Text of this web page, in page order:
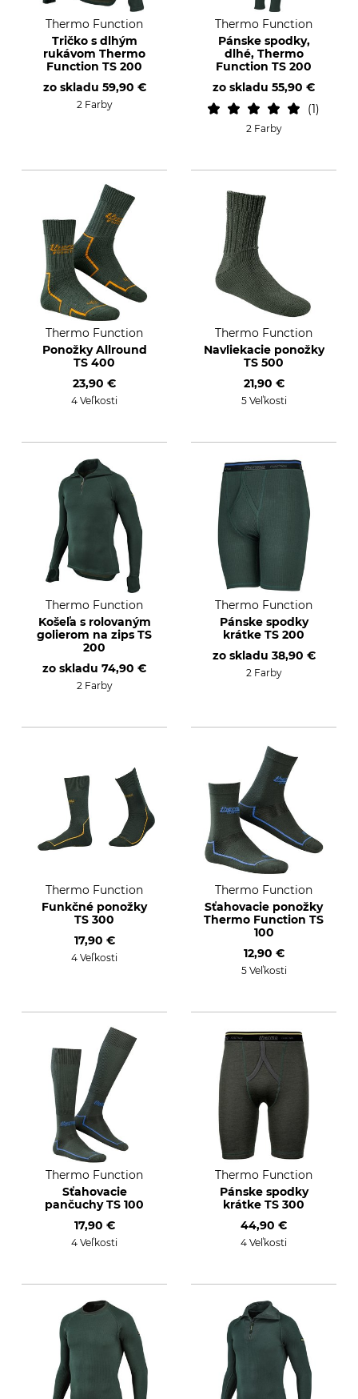
Thermo Function
Tričko s dlhým
rukávom Thermo
Function TS 200
zo skladu 59,90 €
2 Farby
Thermo Function
Pánske spodky,
dlhé, Thermo
Function TS 200
zo skladu 55,90 €
1
2 Farby
Thermo Function
Ponožky Allround
TS 400
23,90 €
4 Veľkosti
Thermo Function
Navliekacie ponožky
TS 500
21,90 €
5 Veľkosti
Thermo Function
Košeľa s rolovaným
golierom na zips TS
200
zo skladu 74,90 €
2 Farby
Thermo Function
Pánske spodky
krátke TS 200
zo skladu 38,90 €
2 Farby
Thermo Function
Funkčné ponožky
TS 300
17,90 €
4 Veľkosti
Thermo Function
Sťahovacie ponožky
Thermo Function TS
100
12,90 €
5 Veľkosti
Thermo Function
Sťahovacie
pančuchy TS 100
17,90 €
4 Veľkosti
Thermo Function
Pánske spodky
krátke TS 300
44,90 €
4 Veľkosti